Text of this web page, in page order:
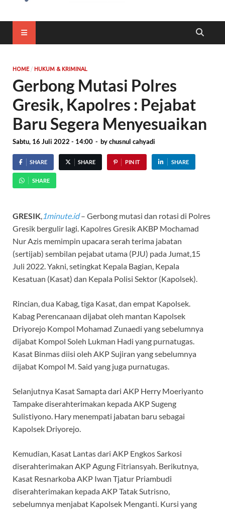
HOME / HUKUM & KRIMINAL
Gerbong Mutasi Polres
Gresik, Kapolres : Pejabat
Baru Segera Menyesuaikan
Sabtu, 16 Juli 2022 - 14:00 - bychusnul cahyadi
SHARE SHARE PIN IT SHARE
SHARE
GRESIK, 1minute.id– Gerbong mutasi dan rotasi di Polres
Gresik bergulir lagi. Kapolres Gresik AKBP Mochamad
Nur Azis memimpin upacara serah terima jabatan
(sertijab) sembilan pejabat utama (PJU) pada Jumat,15
Juli 2022. Yakni, setingkat Kepala Bagian, Kepala
Kesatuan (Kasat) dan Kepala Polisi Sektor (Kapolsek).
Rincian, dua Kabag, tiga Kasat, dan empat Kapolsek.
Kabag Perencanaan dijabat oleh mantan Kapolsek
Driyorejo Kompol Mohamad Zunaedi yang sebelumnya
dijabat Kompol Soleh Lukman Hadi yang purnatugas.
Kasat Binmas diisi oleh AKP Sujiran yang sebelumnya
dijabat Kompol M. Said yang juga purnatugas.
Selanjutnya Kasat Samapta dari AKP Herry Moeriyanto
Tampake diserahterimakan kepada AKP Sugeng
Sulistiyono. Hary menempati jabatan baru sebagai
Kapolsek Driyorejo.
Kemudian, Kasat Lantas dari AKP Engkos Sarkosi
diserahterimakan AKP Agung Fitriansyah. Berikutnya,
Kasat Resnarkoba AKP Iwan Tjatur Priambudi
diserahterimakan kepada AKP Tatak Sutrisno,
sebelumnya menjabat Kapolsek Menganti. Kursi yang